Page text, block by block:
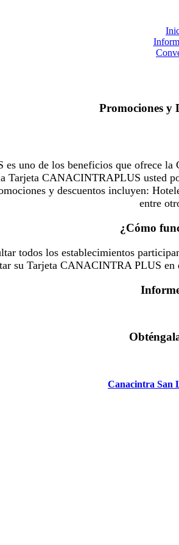
Promociones y
uno de los beneficios que ofrece la
Tarjeta CANACINTRAPLUS usted
y descuentos incluyen:
entre
¿Cómo
todos los establecimientos
su Tarjeta CANACINTRA PLUS
Canacintra San